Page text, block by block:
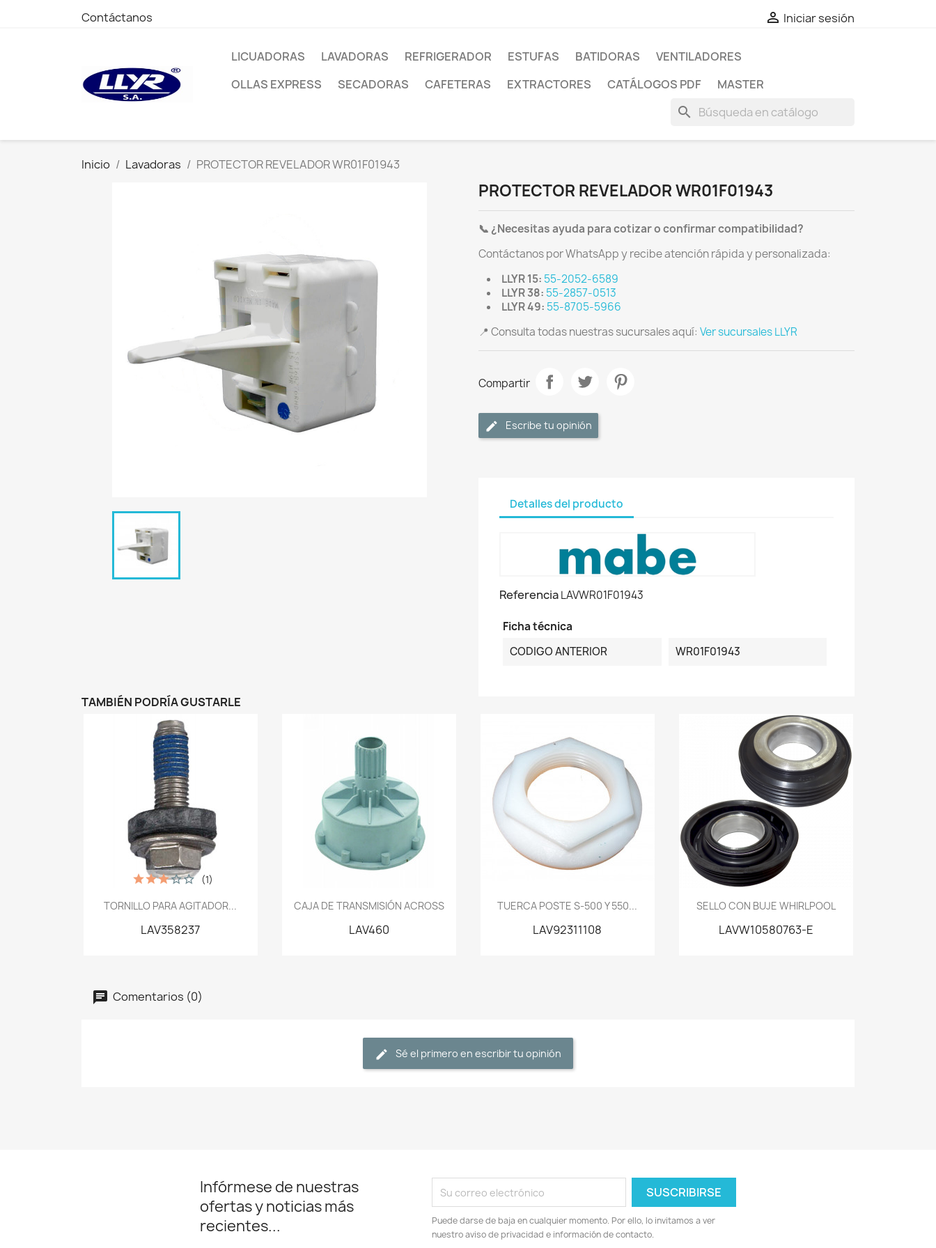
Contáctanos  Iniciar sesión
LICUADORAS LAVADORAS REFRIGERADOR ESTUFAS BATIDORAS
VENTILADORES
OLLAS EXPRESS
SECADORAS CAFETERAS EXTRACTORES CATÁLOGOS PDF MASTER
search
Inicio Lavadoras PROTECTOR REVELADOR WR01F01943
PROTECTOR REVELADOR WR01F01943
📞 ¿Necesitas ayuda para cotizar o confirmar compatibilidad?
Contáctanos por WhatsApp y recibe atención rápida y personalizada:
LLYR 15: 55-2052-6589
LLYR 38: 55-2857-0513
LLYR 49: 55-8705-5966
📍 Consulta todas nuestras sucursales aquí: Ver sucursales LLYR
Compartir
Escribe tu opinión
Detalles del producto
ReferenciaLAVWR01F01943
Ficha técnica
CODIGO ANTERIOR
WR01F01943
TAMBIÉN PODRÍA GUSTARLE
Vista rápida
TORNILLO PARA AGITADOR...
LAV358237
(1)
Vista rápida
CAJA DE TRANSMISIÓN ACROSS
LAV460
Vista rápida
TUERCA POSTE S-500 Y 550...
LAV92311108
Vista rápida
SELLO CON BUJE WHIRLPOOL
LAVW10580763-E
Comentarios (0)
Sé el primero en escribir tu opinión
Infórmese de nuestras
ofertas y noticias más
recientes...
Puede darse de baja en cualquier momento. Por ello, lo invitamos a ver
nuestro aviso de privacidad e información de contacto.